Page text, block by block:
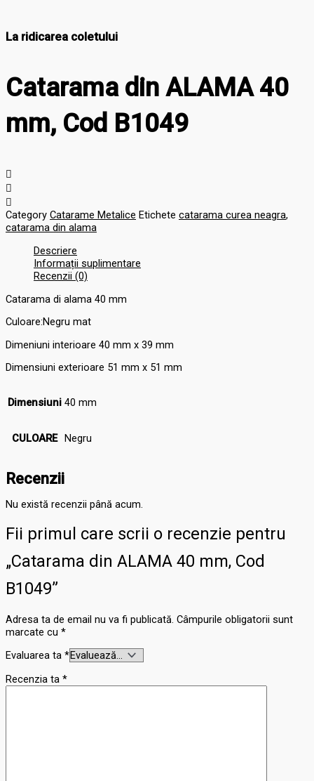
La ridicarea coletului
Catarama din ALAMA 40
mm, Cod B1049
Category Catarame Metalice Etichete catarama curea neagra,
catarama din alama
Descriere
Informații suplimentare
Recenzii (0)
Catarama di alama 40 mm
Culoare:Negru mat
Dimeniuni interioare 40 mm x 39 mm
Dimensiuni exterioare 51 mm x 51 mm
Dimensiuni 40 mm
CULOARE Negru
Recenzii
Nu există recenzii până acum.
Fii primul care scrii o recenzie pentru
„Catarama din ALAMA 40 mm, Cod
B1049”
Adresa ta de email nu va fi publicată. Câmpurile obligatorii sunt
marcate cu *
Evaluarea ta *
Recenzia ta *